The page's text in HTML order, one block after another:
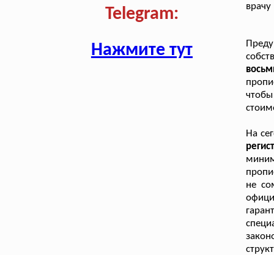
Telegram:
Нажмите тут
На
не